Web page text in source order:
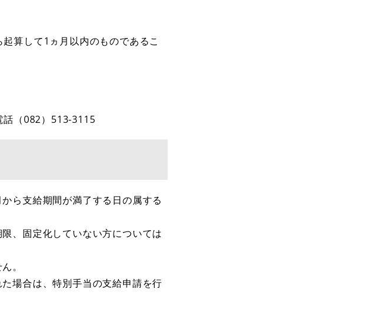
起算して1ヵ月以内のものであるこ
（082）513-3115
ら支給期間が満了する日の属する
、固定化していない方については
。
場合は、特別手当の支給申請を行